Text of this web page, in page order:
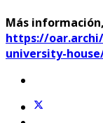
Más
https://
university-